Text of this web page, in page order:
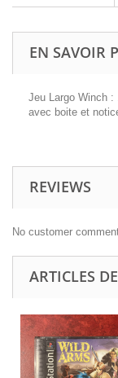
EN SAVOIR
Jeu Largo Winch :
avec boite et
REVIEWS
No customer
ARTICLES